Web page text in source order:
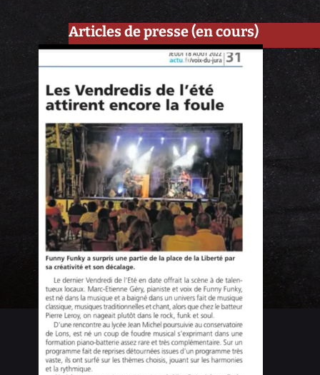
Articles de presse (en cours)